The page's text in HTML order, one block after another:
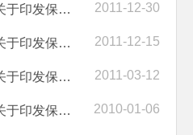
保山市人民政府办公室关于印发保山中心城区预拌商品混凝土管理办法（试... 2011-12-30
保山市人民政府办公室关于印发保山小粒咖啡地理标志产品保护管理办法的通知 2011-12-15
保山市人民政府办公室关于印发保山市土地执法共同责任机制规定的通知 2011-03-12
保山市人民政府办公室关于印发保山市城镇职工基本医疗保险市级统筹实施... 2010-01-06